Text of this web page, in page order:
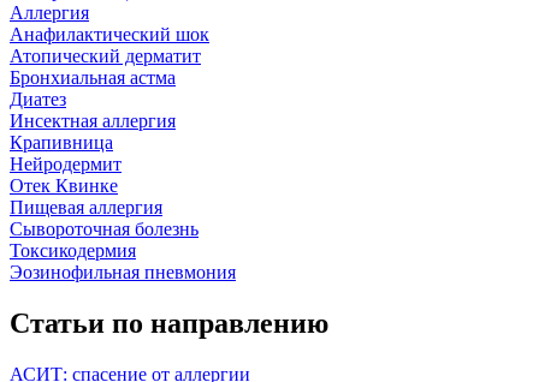
Аллергия
Анафилактический шок
Атопический дерматит
Бронхиальная астма
Диатез
Инсектная аллергия
Крапивница
Нейродермит
Отек Квинке
Пищевая аллергия
Сывороточная болезнь
Токсикодермия
Эозинофильная пневмония
Статьи по направлению
АСИТ: спасение от аллергии